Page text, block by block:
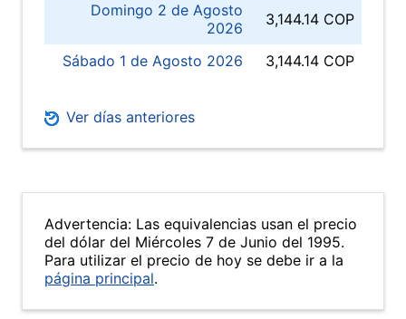
Domingo 2 de Agosto
2026
3,144.14 COP
Sábado 1 de Agosto 2026 3,144.14 COP
Ver días anteriores
Advertencia: Las equivalencias usan el precio
del dólar del Miércoles 7 de Junio del 1995.
Para utilizar el precio de hoy se debe ir a la
página principal.